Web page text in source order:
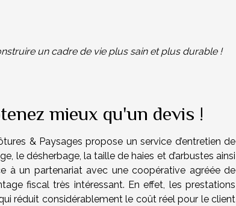
un cadre de vie plus sain et plus durable !
mieux qu'un devis !
& Paysages propose un service d’entretien de
le désherbage, la taille de haies et d’arbustes ainsi
à un partenariat avec une coopérative agréée de
fiscal très intéressant. En effet, les prestations
réduit considérablement le coût réel pour le client